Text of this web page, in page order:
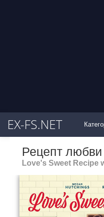
EX-FS.NET
Рецепт любви
Love's Sweet Recipe